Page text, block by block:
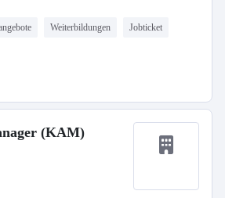
Weiterbildungen Jobticket
(KAM)